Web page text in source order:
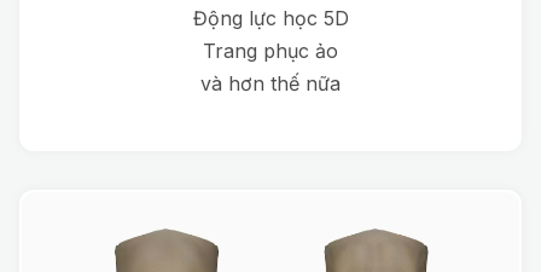
Động lực học 5D
Trang phục ảo
và hơn thế nữa